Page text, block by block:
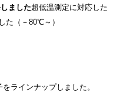
ました超低温測定に対応した
た（－80℃～）
ラインナップしました。